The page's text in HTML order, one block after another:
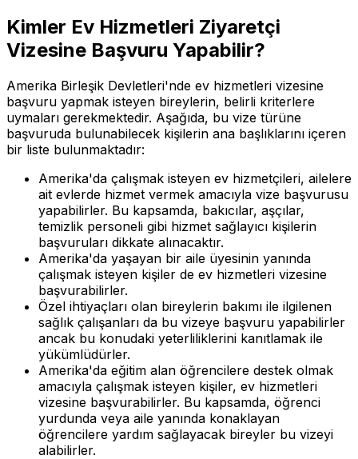
Kimler Ev Hizmetleri Ziyaretçi
Vizesine Başvuru Yapabilir?
Amerika Birleşik Devletleri'nde ev hizmetleri vizesine
başvuru yapmak isteyen bireylerin, belirli kriterlere
uymaları gerekmektedir. Aşağıda, bu vize türüne
başvuruda bulunabilecek kişilerin ana başlıklarını içeren
bir liste bulunmaktadır:
Amerika'da çalışmak isteyen ev hizmetçileri, ailelere
ait evlerde hizmet vermek amacıyla vize başvurusu
yapabilirler. Bu kapsamda, bakıcılar, aşçılar,
temizlik personeli gibi hizmet sağlayıcı kişilerin
başvuruları dikkate alınacaktır.
Amerika'da yaşayan bir aile üyesinin yanında
çalışmak isteyen kişiler de ev hizmetleri vizesine
başvurabilirler.
Özel ihtiyaçları olan bireylerin bakımı ile ilgilenen
sağlık çalışanları da bu vizeye başvuru yapabilirler
ancak bu konudaki yeterliliklerini kanıtlamak ile
yükümlüdürler.
Amerika'da eğitim alan öğrencilere destek olmak
amacıyla çalışmak isteyen kişiler, ev hizmetleri
vizesine başvurabilirler. Bu kapsamda, öğrenci
yurdunda veya aile yanında konaklayan
öğrencilere yardım sağlayacak bireyler bu vizeyi
alabilirler.